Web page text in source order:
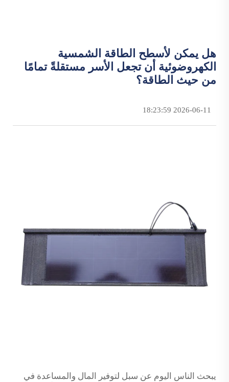
هل يمكن لأسطح الطاقة الشمسية
الكهروضوئية أن تجعل الأسر مستقلةً تمامًا
من حيث الطاقة؟
2026-06-11 18:23:59
يبحث الناس اليوم عن سبل لتوفير المال والمساعدة في